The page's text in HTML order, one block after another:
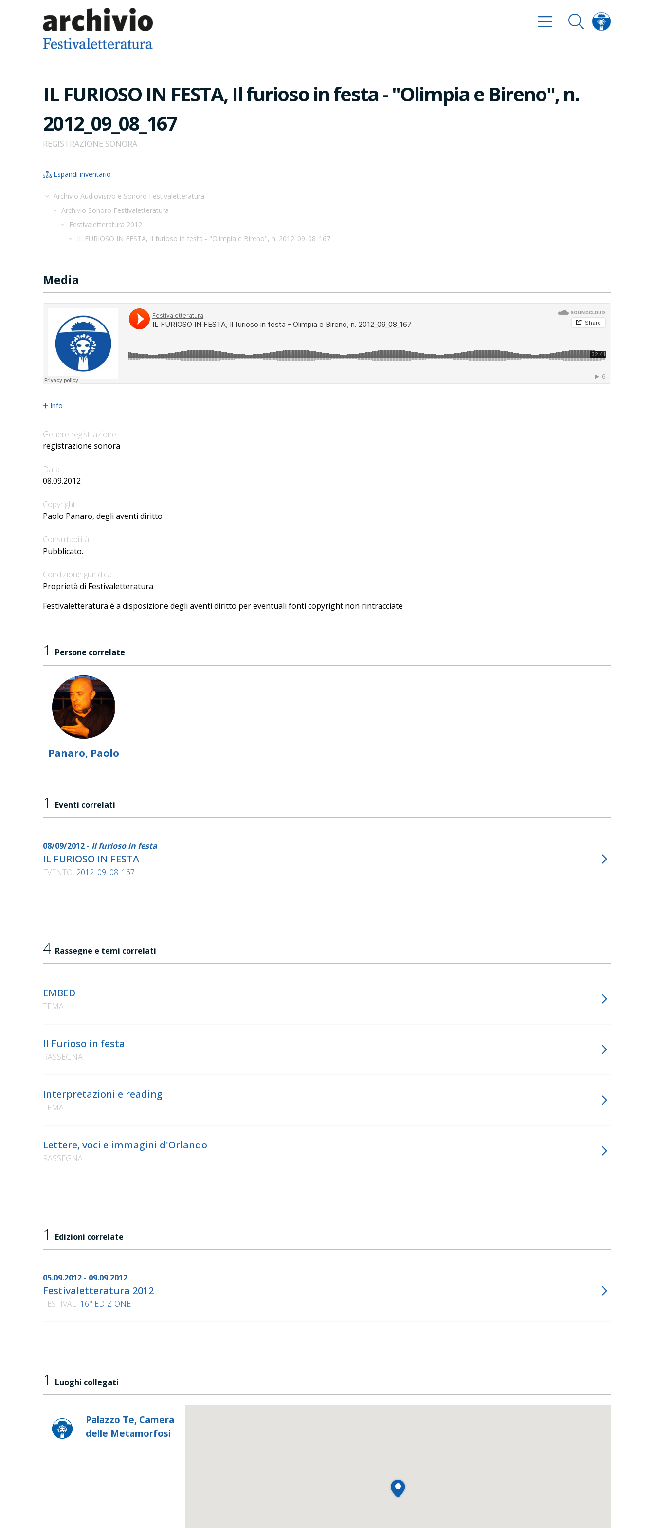
IL FURIOSO IN FESTA, Il furioso in festa - "Olimpia e Bireno", n.
2012_09_08_167
REGISTRAZIONE SONORA
Espandi inventario
Archivio Audiovisivo e Sonoro Festivaletteratura
Archivio Sonoro Festivaletteratura
Festivaletteratura 2012
IL FURIOSO IN FESTA, Il furioso in festa - "Olimpia e Bireno", n. 2012_09_08_167
Media
Info
Genere registrazione
registrazione sonora
Data
08.09.2012
Copyright
Paolo Panaro, degli aventi diritto.
Consultabilità
Pubblicato.
Condizione giuridica
Proprietà di Festivaletteratura
Festivaletteratura è a disposizione degli aventi diritto per eventuali fonti copyright non rintracciate
1 Persone correlate
Panaro, Paolo
1 Eventi correlati
08/09/2012 - Il furioso in festa
IL FURIOSO IN FESTA
EVENTO 2012_09_08_167
4 Rassegne e temi correlati
EMBED
TEMA
Il Furioso in festa
RASSEGNA
Interpretazioni e reading
TEMA
Lettere, voci e immagini d'Orlando
RASSEGNA
1 Edizioni correlate
05.09.2012 - 09.09.2012
Festivaletteratura 2012
FESTIVAL 16° EDIZIONE
1 Luoghi collegati
Palazzo Te, Camera
delle Metamorfosi